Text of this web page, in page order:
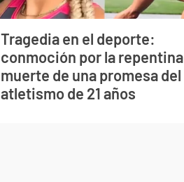
Tragedia en el deporte:
conmoción por la repentina
muerte de una promesa del
atletismo de 21 años